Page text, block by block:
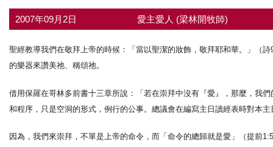
2007年09月2日 愛主愛人 (梁林開牧師)
聖經教導我們在敬拜上帝的時候：「當以聖潔的妝飾，敬拜耶和華。」（
的樂器來讚美祂、稱頌祂。
借用保羅在哥林多前書十三章所說：「若在崇拜中沒有『愛』，那麼，我
和程序，只是空洞的形式，例行的公事。總議會在編寫主日讀經表時對本
因為，我們來崇拜，不單是上帝的命令，而「命令的總歸就是愛」（提前